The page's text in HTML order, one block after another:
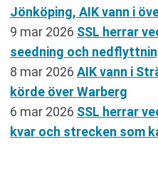
Jönköping, AIK vann i
9 mar 2026 SSL herrar
seedning och
8 mar 2026 AIK vann i
körde över Warberg
6 mar 2026 SSL herrar
kvar och strecken som